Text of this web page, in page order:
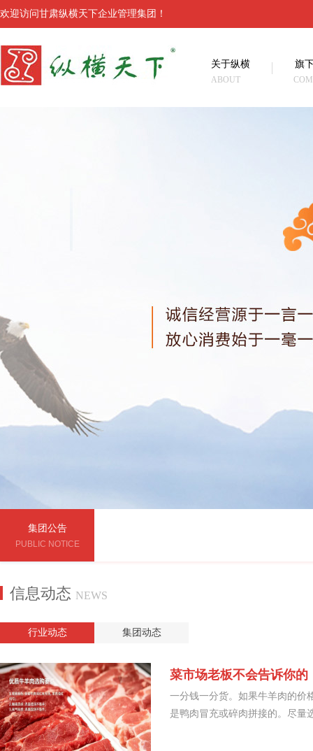
欢迎访问甘肃纵横天下企业管理集团！
关于纵横
ABOUT
旗
集团公告
PUBLIC NOTICE
信息动态 NEWS
行业动态 集团动态
菜市场老板不会告诉你
一分钱一分货。如果牛羊肉的价
是鸭肉冒充或碎肉拼接的。尽量